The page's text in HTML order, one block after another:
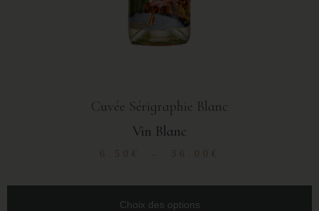
Cuvée Sérigraphie Blanc
Vin Blanc
6.50 € 36.00 €
Choix des options